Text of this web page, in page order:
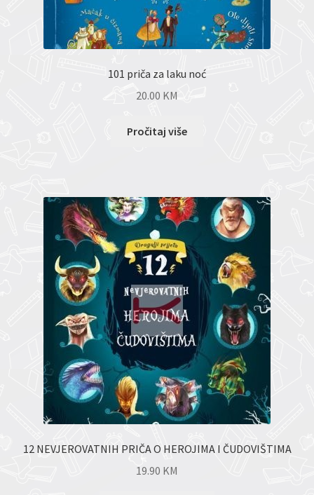
101 priča za laku noć
20.00 KM
Pročitaj više
12 NEVJEROVATNIH PRIČA O HEROJIMA I ČUDOVIŠTIMA
19.90 KM